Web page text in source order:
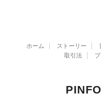
ホーム ストーリー
取引法